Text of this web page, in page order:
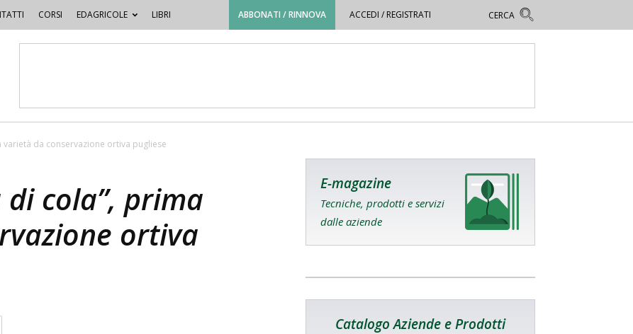
CORSI EDAGRICOLE LIBRI ABBONATI / RINNOVA ACCEDI / REGISTRATI
varietà da conservazione ortiva pugliese
di cola”, prima
ortiva
E-magazine
Tecniche, prodotti e servizi
dalle aziende
Catalogo Aziende e Prodotti